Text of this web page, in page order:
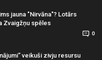
jauna "Nirvāna"? Lotārs
Zvaigžņu spēles
0
veikuši zivju resursu